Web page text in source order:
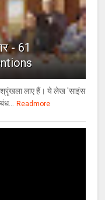
- 61
लाए हैं। ये लेख 'साइंस
Readmore